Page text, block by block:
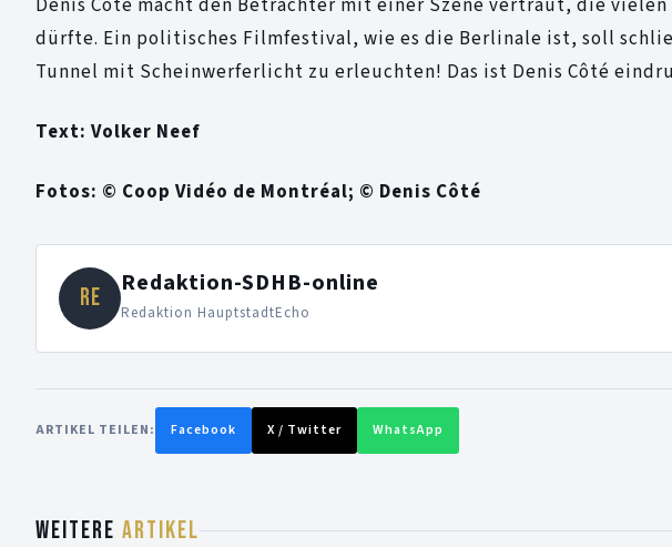
Denis Côté macht den Betrachter mit einer Szene vertraut, die vielen
dürfte. Ein politisches Filmfestival, wie es die Berlinale ist, soll
Tunnel mit Scheinwerferlicht zu erleuchten! Das ist Denis Côté
Text: Volker Neef
Fotos: © Coop Vidéo de Montréal; © Denis Côté
RE Redaktion-SDHB-online
Redaktion HauptstadtEcho
ARTIKEL TEILEN: Facebook X / Twitter WhatsApp
WEITERE ARTIKEL